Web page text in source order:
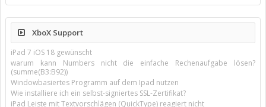
XboX Support
iPad 7 iOS 18 gewünscht
warum kann Numbers nicht die einfache Rechenaufgabe lösen?
(summe(B3:B92))
Windowbasiertes Programm auf dem Ipad nutzen
Wie installiere ich ein selbst-signiertes SSL-Zertifikat?
iPad Leiste mit Textvorschlägen (QuickType) reagiert nicht